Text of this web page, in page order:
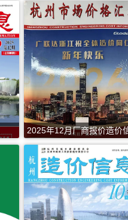
2025年12月厂商报价造价